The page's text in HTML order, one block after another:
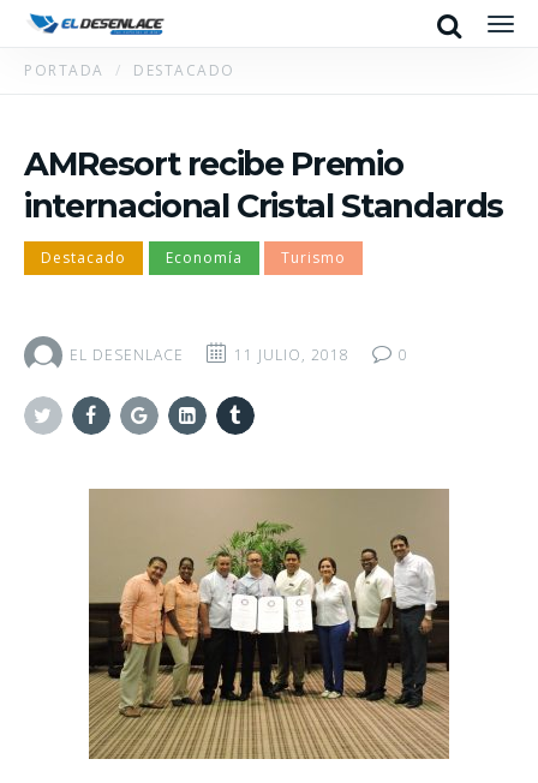
Search
PORTADA DESTACADO
AMResort recibe Premio
internacional Cristal Standards
Destacado Economía Turismo
EL DESENLACE 11 JULIO, 2018 0